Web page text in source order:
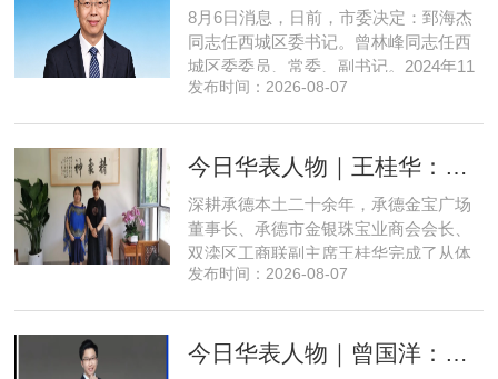
8月6日消息，日前，市委决定：郅海杰
同志任西城区委书记。曾林峰同志任西
城区委委员、常委、副书记。2024年11
月，郅海杰任北京市西城区委副书记，
记、区长。至此番履新。郅海杰，男，
职研究生，中共党员。曾任北京
发布时间：2026-08-07
深耕承德本土二十余年，承德金宝广场
董事长、承德市金银珠宝业商会会长、
双滦区工商联副主席王桂华完成了从体
制内从业者、玉石珠宝创业者，到地产
来，三四线城市创业最忌讳浮躁跟风、
发布时间：2026-08-07